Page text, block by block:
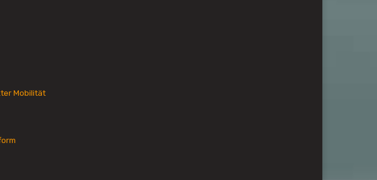
Mobilität